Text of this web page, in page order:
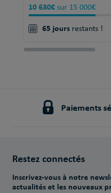
10 630€ sur 15 000€
65 jours restants !
Paiements
Restez connectés
Inscrivez-vous à notre
actualités et les nouveaux